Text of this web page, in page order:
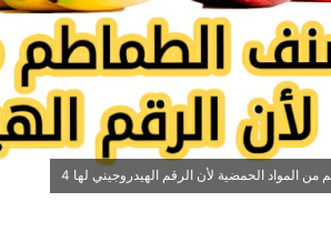
المواد الحمضية لأن الرقم الهيدروجيني لها 4